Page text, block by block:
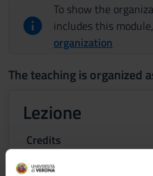
To show the
includes this
organization
The teaching is organized
Lezione
Credits